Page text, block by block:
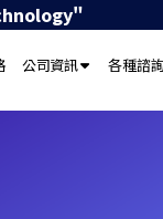
公司資訊 各種諮